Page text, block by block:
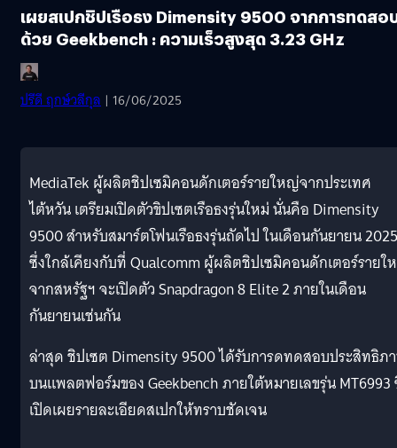
เผยสเปกชิปเรือธง Dimensity 9500 จากการทดสอ
ด้วย Geekbench : ความเร็วสูงสุด 3.23 GHz
ปรีดี ฤกษ์วลีกุล | 16/06/2025
MediaTek ผู้ผลิตชิปเซมิคอนดักเตอร์รายใหญ่จากประเทศ
ไต้หวัน เตรียมเปิดตัวขิปเซตเรือธงรุ่นใหม่ นั่นคือ Dimensity
9500 สำหรับสมาร์ตโฟนเรือธงรุ่นถัดไป ในเดือนกันยายน
ซึ่งใกล้เคียงกับที่ Qualcomm ผู้ผลิตชิปเซมิคอนดักเตอร์ราย
จากสหรัฐฯ จะเปิดตัว Snapdragon 8 Elite 2 ภายในเดือน
กันยายนเช่นกัน
ล่าสุด ชิปเซต Dimensity 9500 ได้รับการดทดสอบประสิทธิภ
บนแพลตฟอร์มของ Geekbench ภายใต้หมายเลขรุ่น MT6993
เปิดเผยรายละเอียดสเปกให้ทราบชัดเจน